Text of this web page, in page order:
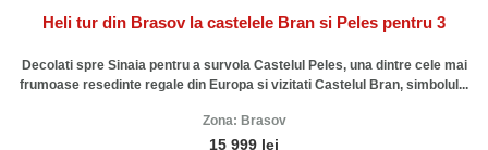
Heli tur din Brasov la castelele Bran si Peles pentru 3
Decolati spre Sinaia pentru a survola Castelul Peles, una dintre cele mai
frumoase resedinte regale din Europa si vizitati Castelul Bran, simbolul...
Zona: Brasov
15 999 lei